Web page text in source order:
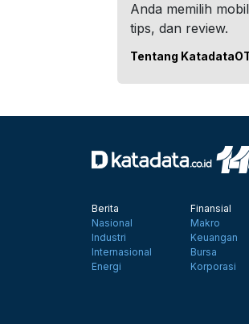
Anda memilih
tips, dan review.
Tentang
Berita
Nasional
Industri
Internasional
Energi
Finansial
Makro
Keuangan
Bursa
Korporasi